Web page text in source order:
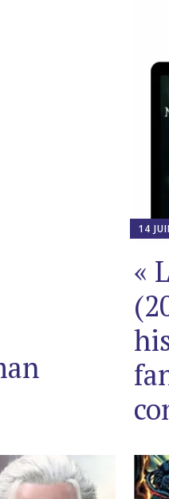
14
«